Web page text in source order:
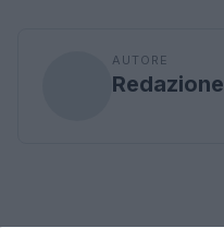
AUTORE
Redazione